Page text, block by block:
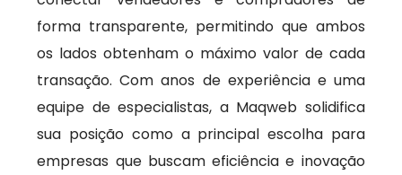
forma transparente, permitindo que ambos
os lados obtenham o máximo valor de cada
transação. Com anos de experiência e uma
equipe de especialistas, a Maqweb solidifica
sua posição como a principal escolha para
empresas que buscam eficiência e inovação